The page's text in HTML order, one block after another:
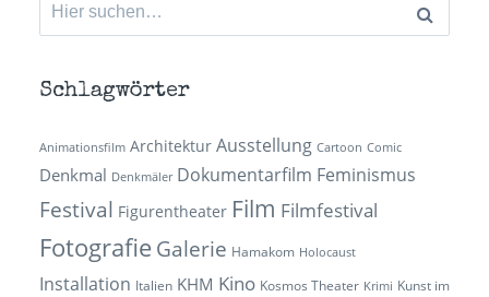
nach:
Schlagwörter
Animationsfilm Architektur Ausstellung Cartoon Comic
Denkmal Denkmäler Dokumentarfilm Feminismus
Festival Figurentheater Film Filmfestival
Fotografie Galerie Hamakom Holocaust
Installation Italien KHM Kino Kosmos Theater Krimi Kunst im